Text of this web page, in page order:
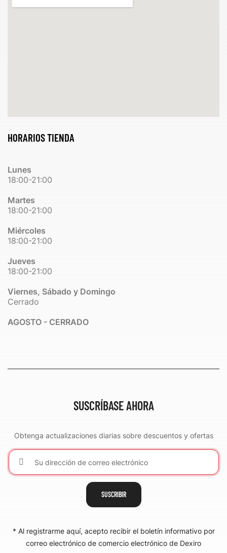
HORARIOS TIENDA
Lunes
18:00-21:00
Martes
18:00-21:00
Miércoles
18:00-21:00
Jueves
18:00-21:00
Viernes, Sábado y Domingo
Cerrado
AGOSTO - CERRADO
SUSCRÍBASE AHORA
Obtenga actualizaciones diarias sobre descuentos y ofertas
SUSCRIBIR
* Al registrarme aquí, acepto recibir el boletín informativo por
correo electrónico de comercio electrónico de Dexiro